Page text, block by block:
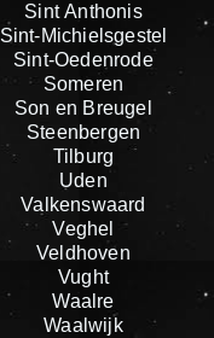
Sint Anthonis
Sint-Michielsgestel
Sint-Oedenrode
Someren
Son en Breugel
Steenbergen
Tilburg
Uden
Valkenswaard
Veghel
Veldhoven
Vught
Waalre
Waalwijk